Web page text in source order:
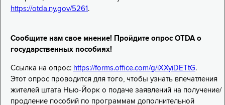
https://otda.ny.gov/5261 .
Сообщите нам свое мнение! Пройдите опрос OTDA о
государственных пособиях!
Ссылка на опрос: https://forms.office.com/g/iXXyiDETtG.
Этот опрос проводится для того, чтобы узнать впечатления
жителей штата Нью-Йорк о подаче заявлений на получение/
продление пособий по программам дополнительной